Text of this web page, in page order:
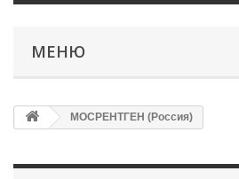
МЕНЮ
МОСРЕНТГЕН (Россия)